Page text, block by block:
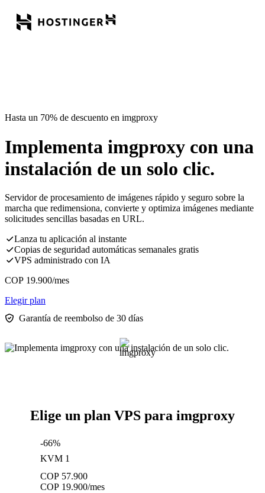
Hasta un 70% de descuento en imgproxy
Implementa imgproxy con una
instalación de un solo clic.
Servidor de procesamiento de imágenes rápido y seguro sobre la
marcha que redimensiona, convierte y optimiza imágenes mediante
solicitudes sencillas basadas en URL.
Lanza tu aplicación al instante
Copias de seguridad automáticas semanales gratis
VPS administrado con IA
COP 19.900/mes
Elegir plan
Garantía de reembolso de 30 días
Elige un plan VPS para imgproxy
-66%
KVM 1
COP 57.900
COP 19.900/mes